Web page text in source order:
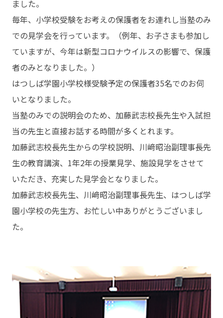
ました。
毎年、小学校受験をお考えの保護者をお連れし当塾のみ
での見学会を行っています。（例年、お子さまも参加し
ていますが、今年は新型コロナウイルスの影響で、保護
者のみとなりました。）
はつしば学園小学校様受験予定の保護者35名でのお伺
いとなりました。
当塾のみでの説明会のため、加藤武志校長先生や入試担
当の先生と直接お話する時間が多くとれます。
加藤武志校長先生からの学校説明、川﨑昭治副理事長先
生の教育講演、1年2年の授業見学、施設見学をさせて
いただき、充実した見学会となりました。
加藤武志校長先生、川﨑昭治副理事長先生、はつしば学
園小学校の先生方、お忙しい中ありがとうございまし
た。